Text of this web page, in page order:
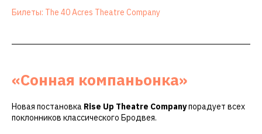
Билеты: The 40 Acres Theatre Company
«Сонная компаньонка»
Новая постановка Rise Up Theatre Companyпорадует всех
поклонников классического Бродвея.